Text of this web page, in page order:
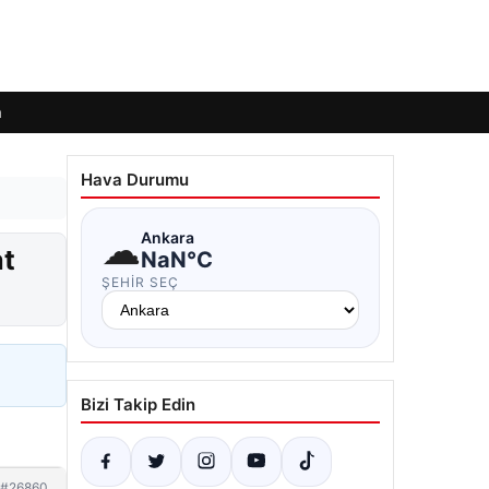
Hava Durumu
☁Ankara
NaN°C
ŞEHIR SEÇ
Bizi Takip Edin